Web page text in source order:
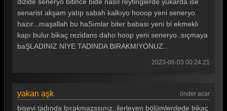
dizide seneryo bitince bide nasıl reytinglerde yukarda ise
senarist akşam yatıp sabah kalkıyo hooop yeni seneryo
hazır...maşallah bu haSımlar biter babası yeni bi ekmekli
kapı bulur bikaç rezidans daho hoop yeni seneryo..sıçmaya
baŞLADINIZ NİYE TADINDA BIRAKMIYONUZ..
2023-06-03 00:24:21
yakan aşk önder acar
bişeyi tadında bırakmazssınız..ilerleyen bölümlerdede bikaç